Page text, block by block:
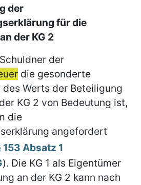
der
für die
der KG 2
der
die gesonderte
Werts der Beteiligung
KG 2 von Bedeutung ist,
die
angefordert
153 Absatz 1
). Die KG 1 als Eigentümer
an der KG 2 kann nach